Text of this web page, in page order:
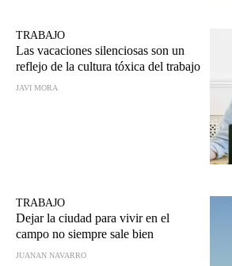
TRABAJO
Las vacaciones silenciosas son un
reflejo de la cultura tóxica del trabajo
JAVI MORA
TRABAJO
Dejar la ciudad para vivir en el
campo no siempre sale bien
JUANAN NAVARRO